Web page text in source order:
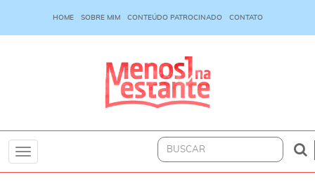
HOME SOBRE MIM CONTEÚDO PATROCINADO CONTATO
Toggle